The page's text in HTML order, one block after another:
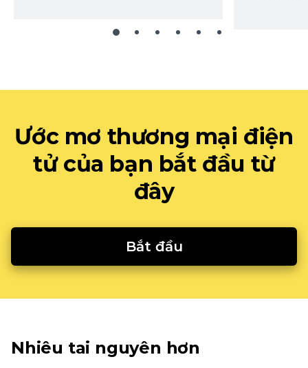
Ước mơ thương mại điện
tử của bạn bắt đầu từ
đây
Bắt đầu
Nhiêu tai nguyên hơn